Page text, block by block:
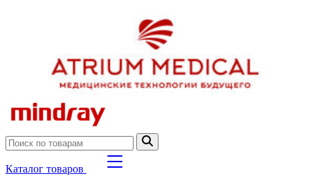
Каталог товаров